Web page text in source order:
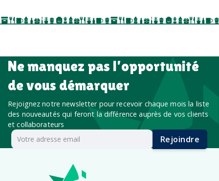
salon professionnel
Ne manquez pas l’opportunité
de vous démarquer
Rejoignez notre newsletter pour recevoir chaque mois la liste
des nouveautés qui feront la différence auprès de vos clients
et collaborateurs
Rejoindre